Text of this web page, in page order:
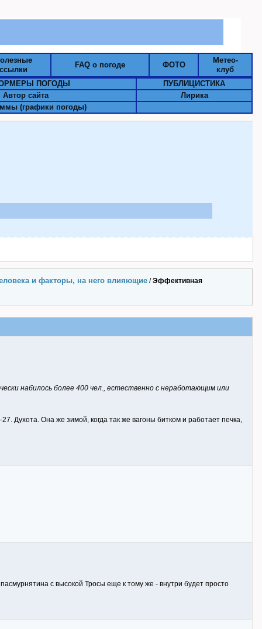
ссылки
FAQ о погоде ФОТО
Метео-
клуб
ПОГОДЫ
ПУБЛИЦИСТИКА
Автор сайта
Лирика
(графики погоды)
и факторы, на него влияющие /Эффективная
набилось более 400 чел., естественно с неработающим или
Духота. Она же зимой, когда так же вагоны битком и работает печка,
с высокой Тросы еще к тому же - внутри будет просто